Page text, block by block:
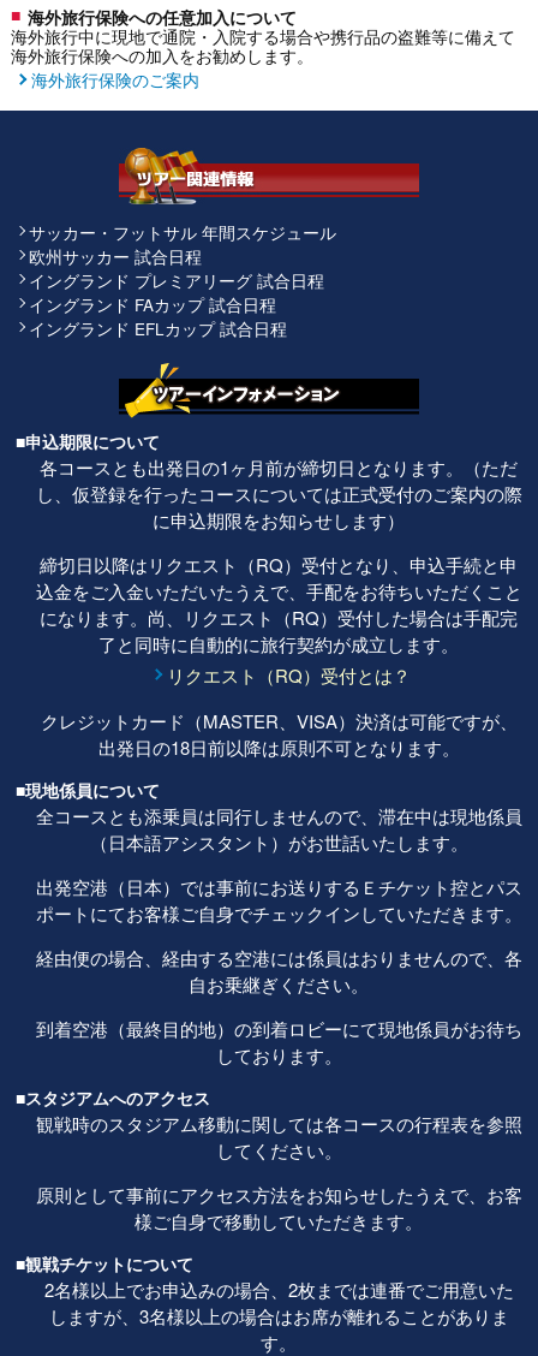
海外旅行保険への任意加入について
海外旅行中に現地で通院・入院する場合や携行品の盗難等に備えて
海外旅行保険への加入をお勧めします。
海外旅行保険のご案内
サッカー・フットサル 年間スケジュール
欧州サッカー 試合日程
イングランド プレミアリーグ 試合日程
イングランド FAカップ 試合日程
イングランド EFLカップ 試合日程
■申込期限について
各コースとも出発日の1ヶ月前が締切日となります。（ただ
し、仮登録を行ったコースについては正式受付のご案内の際
に申込期限をお知らせします）
締切日以降はリクエスト（RQ）受付となり、申込手続と申
込金をご入金いただいたうえで、手配をお待ちいただくこと
になります。尚、リクエスト（RQ）受付した場合は手配完
了と同時に自動的に旅行契約が成立します。
リクエスト（RQ）受付とは？
クレジットカード（MASTER、VISA）決済は可能ですが、
出発日の18日前以降は原則不可となります。
■現地係員について
全コースとも添乗員は同行しませんので、滞在中は現地係員
（日本語アシスタント）がお世話いたします。
出発空港（日本）では事前にお送りするＥチケット控とパス
ポートにてお客様ご自身でチェックインしていただきます。
経由便の場合、経由する空港には係員はおりませんので、各
自お乗継ぎください。
到着空港（最終目的地）の到着ロビーにて現地係員がお待ち
しております。
■スタジアムへのアクセス
観戦時のスタジアム移動に関しては各コースの行程表を参照
してください。
原則として事前にアクセス方法をお知らせしたうえで、お客
様ご自身で移動していただきます。
■観戦チケットについて
2名様以上でお申込みの場合、2枚までは連番でご用意いた
しますが、3名様以上の場合はお席が離れることがありま
す。